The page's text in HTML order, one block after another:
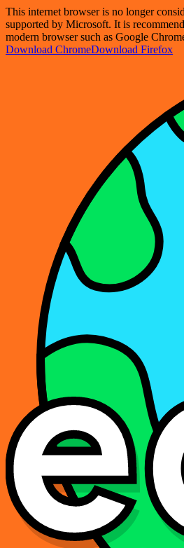
This internet browser is no longer
supported by Microsoft. It is
modern browser such as Google
Download ChromeDownload Firefox